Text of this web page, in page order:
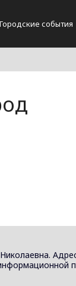
Городские события